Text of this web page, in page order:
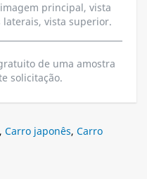
principal, vista
vista superior.
de uma amostra
solicitação.
, Carro japonês, Carro